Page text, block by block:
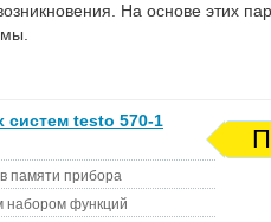
На основе этих
testo 570-1
памяти прибора
набором функций